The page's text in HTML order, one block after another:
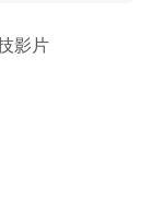
影片